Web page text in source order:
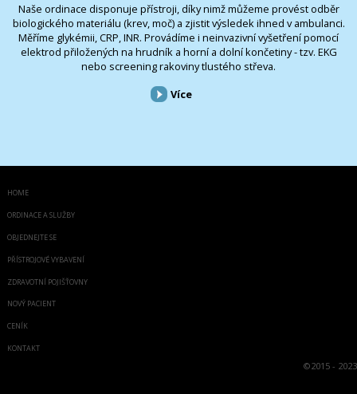
Naše ordinace disponuje přístroji, díky nimž můžeme provést odběr
biologického materiálu (krev, moč) a zjistit výsledek ihned v ambulanci.
Měříme glykémii, CRP, INR. Provádíme i neinvazivní vyšetření pomocí
elektrod přiložených na hrudník a horní a dolní končetiny - tzv. EKG
nebo screening rakoviny tlustého střeva.
Více
HOME
ORDINACE A SLUŽBY
OBJEDNEJTE SE
PŘÍSTROJOVÉ VYBAVENÍ
ZDRAVOTNÍ POJIŠŤOVNY
NOVÝ PACIENT
CENÍK
KONTAKT
©2015 - 2023